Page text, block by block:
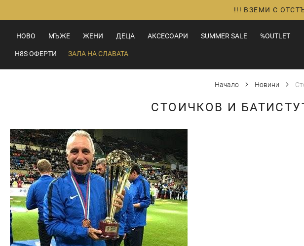
към
съдържанието
!!! ВЗЕМИ С
НОВО МЪЖЕ ЖЕНИ ДЕЦА АКСЕСОАРИ SUMMER SALE %OUTLET
H8S ОФЕРТИ ЗАЛА НА СЛАВАТА
Начало Новини
СТОИЧКОВ И